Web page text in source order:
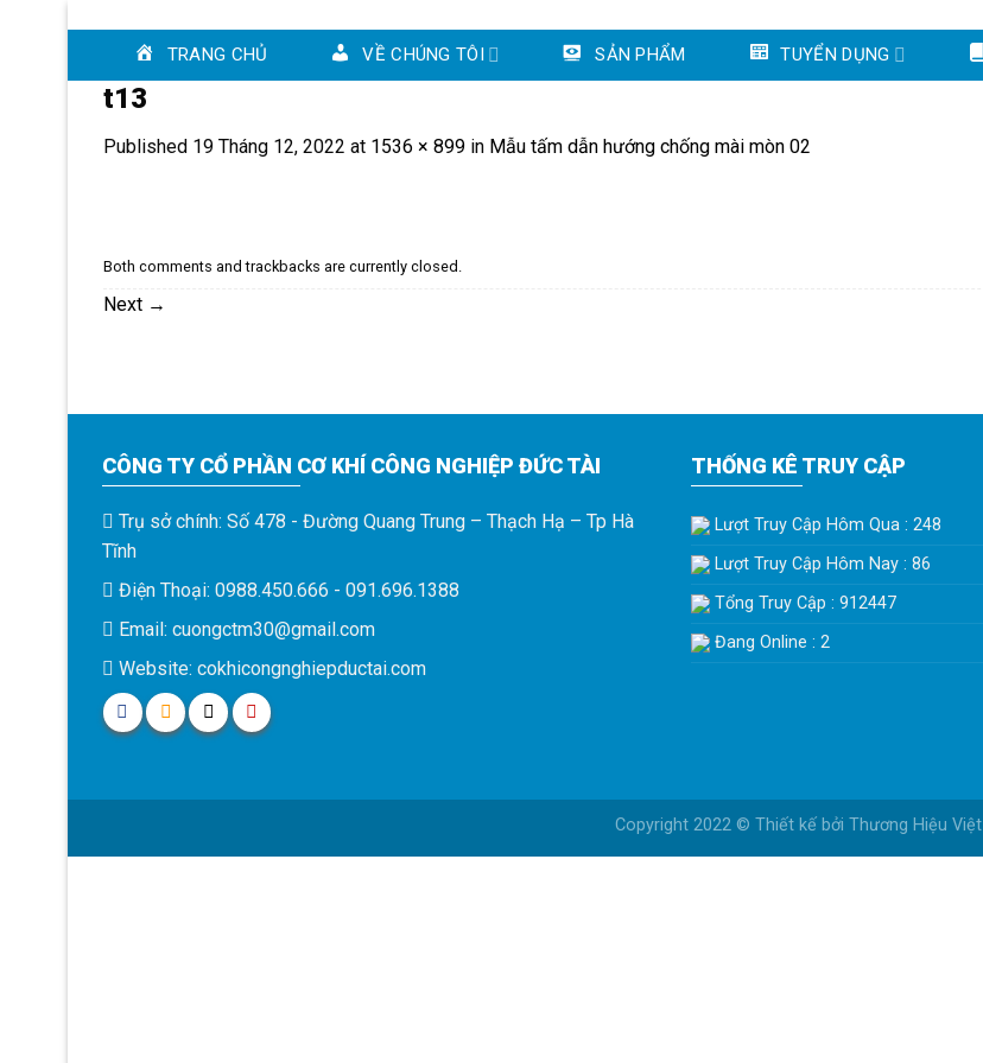
TRANG CHỦ VỀ CHÚNG TÔI SẢN PHẨM TUYỂN DỤNG
t13
Published 19 Tháng 12, 2022 at 1536 × 899 in Mẫu tấm dẫn hướng chống mài mòn 02
Both comments and trackbacks are currently closed.
Next →
CÔNG TY CỔ PHẦN CƠ KHÍ CÔNG NGHIỆP ĐỨC TÀI
Trụ sở chính: Số 478 - Đường Quang Trung – Thạch Hạ – Tp Hà
Tĩnh
Điện Thoại: 0988.450.666 - 091.696.1388
Email: cuongctm30@gmail.com
Website: cokhicongnghiepductai.com
THỐNG KÊ TRUY CẬP
Lượt Truy Cập Hôm Qua : 248
Lượt Truy Cập Hôm Nay : 86
Tổng Truy Cập : 912447
Đang Online : 2
Copyright 2022 © Thiết kế bởi Thương Hiệu Việt